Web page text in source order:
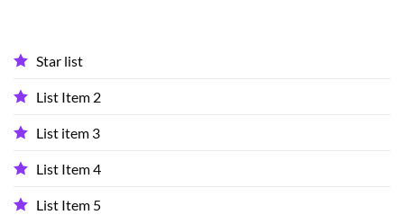
Star list
List Item 2
List item 3
List Item 4
List Item 5